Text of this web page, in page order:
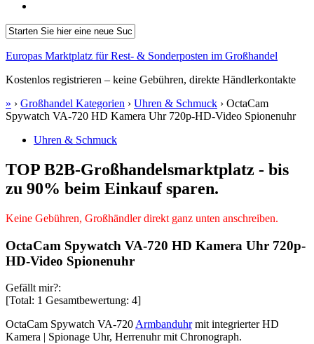
Europas Marktplatz für Rest- & Sonderposten im Großhandel
Kostenlos registrieren – keine Gebühren, direkte Händlerkontakte
» › Großhandel Kategorien › Uhren & Schmuck › OctaCam
Spywatch VA-720 HD Kamera Uhr 720p-HD-Video Spionenuhr
Uhren & Schmuck
TOP B2B-Großhandelsmarktplatz - bis
zu 90% beim Einkauf sparen.
Keine Gebühren, Großhändler direkt ganz unten anschreiben.
OctaCam Spywatch VA-720 HD Kamera Uhr 720p-
HD-Video Spionenuhr
Gefällt mir?:
[Total: 1 Gesamtbewertung: 4]
OctaCam Spywatch VA-720 Armbanduhrmit integrierter HD
Kamera | Spionage Uhr, Herrenuhr mit Chronograph.